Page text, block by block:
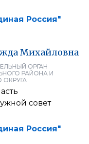
Россия"
Михайловна
ОРГАН
РАЙОНА И
ОКРУГА
совет
Россия"